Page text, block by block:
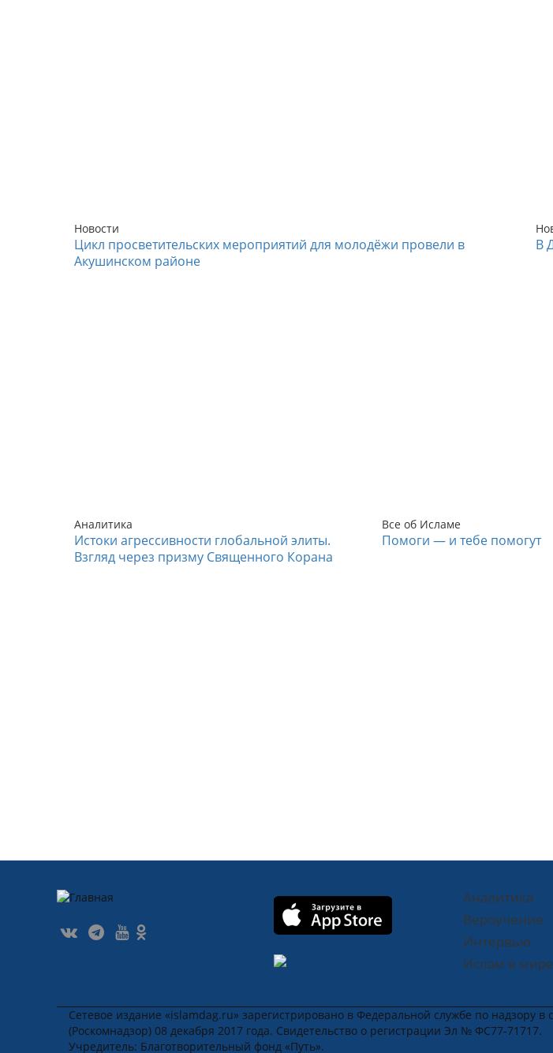
Новости
Цикл просветительских мероприятий для молодёжи провели в
Акушинском районе
В
Аналитика
Истоки агрессивности глобальной элиты.
Взгляд через призму Священного Корана
Все об Исламе
Помоги — и тебе помогут
Аналитика
Вероучение
Интервью
Ислам в мире
Сетевое издание «islamdag.ru» зарегистрировано в Федеральной службе по надзору
(Роскомнадзор) 08 декабря 2017 года. Свидетельство о регистрации Эл № ФС77-71717.
Учредитель: Благотворительный фонд «Путь».